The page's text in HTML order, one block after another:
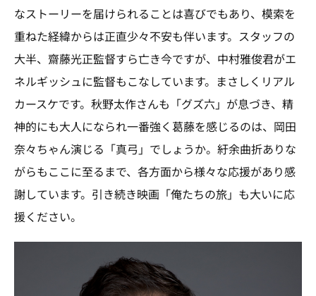
なストーリーを届けられることは喜びでもあり、模索を
重ねた経緯からは正直少々不安も伴います。スタッフの
大半、齋藤光正監督すら亡き今ですが、中村雅俊君がエ
ネルギッシュに監督もこなしています。まさしくリアル
カースケです。秋野太作さんも「グズ六」が息づき、精
神的にも大人になられ一番強く葛藤を感じるのは、岡田
奈々ちゃん演じる「真弓」でしょうか。紆余曲折ありな
がらもここに至るまで、各方面から様々な応援があり感
謝しています。引き続き映画「俺たちの旅」も大いに応
援ください。